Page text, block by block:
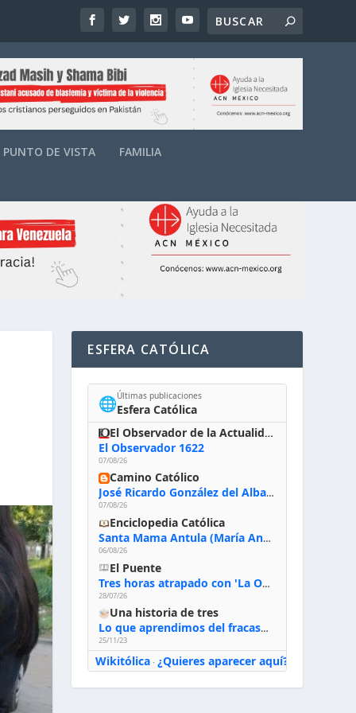
PUNTO DE VISTA FAMILIA
ESFERA CATÓLICA
🌐Últimas publicaciones
Esfera Católica
El Observador de la Actualidad
El Observador 1622
07/08/26
Camino Católico
José Ricardo González del Alba, artista sacro: «Yo oro, hablo con Dios, le pido al Espíritu Santo su inspiración y siempre pinto rezando el rosario para que sea Él quien actúe a través de mis manos»
07/08/26
Enciclopedia Católica
Santa Mama Antula (María Antonia de Paz y Figueroa)
06/08/26
El Puente
Tres horas atrapado con 'La Odisea' de Nolan
28/07/26
Una historia de tres
Lo que aprendimos del fracaso al emprender
25/11/23
Wikitólica· ¿Quieres aparecer aquí?